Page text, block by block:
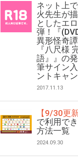
ネット上
火先生が
としたエ
弾！『
異形怪奇
『八尺様
語』』の
筆サイン
ントキャ
2017.11.13
【9/30更新
で利用で
方法一覧
2024.09.30